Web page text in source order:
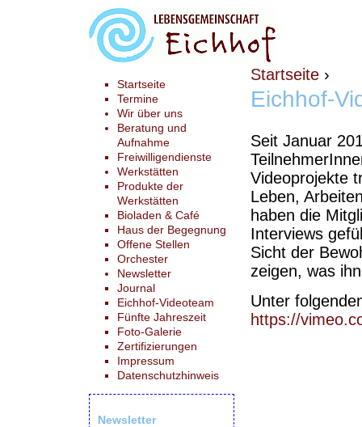
Startseite ›
Eichhof-
Seit Januar
Videoprojekte
Leben,
haben die
Interviews
Sicht der
zeigen, was
Unter
https://
Startseite
Termine
Wir über uns
Beratung und
Aufnahme
Freiwilligendienste
Werkstätten
Produkte der
Werkstätten
Bioladen & Café
Haus der Begegnung
Offene Stellen
Orchester
Newsletter
Journal
Eichhof-Videoteam
Fünfte Jahreszeit
Foto-Galerie
Zertifizierungen
Impressum
Datenschutzhinweis
Newsletter